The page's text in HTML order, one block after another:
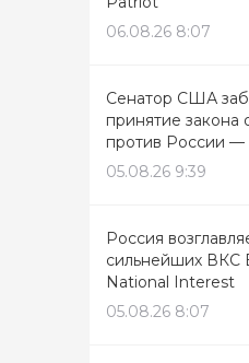
06.08.26 8:07
Сенатор США
принятие закона
против России —
05.08.26 9:39
Россия
сильнейших ВКС
National Interest
05.08.26 8:07